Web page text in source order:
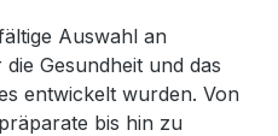
Auswahl an
Gesundheit und das
entwickelt wurden. Von
bis hin zu